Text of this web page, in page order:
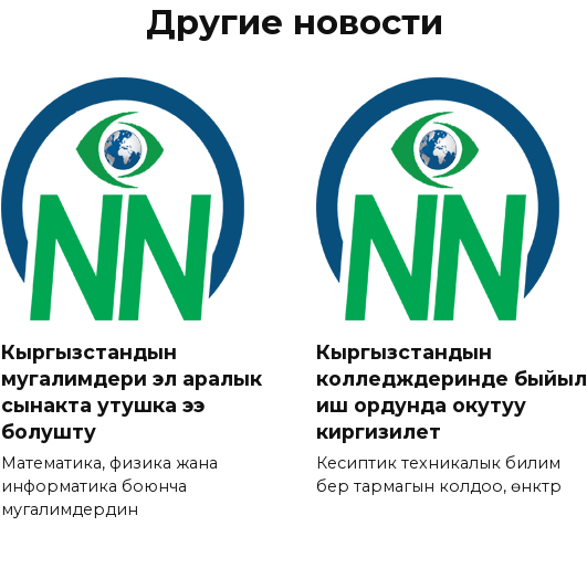
Другие новости
Кыргызстандын
мугалимдери эл аралык
сынакта утушка ээ
болушту
Математика, физика жана
информатика боюнча
мугалимдердин
Кыргызстандын
колледждеринде быйыл
иш ордунда окутуу
киргизилет
Кесиптик техникалык билим
берүү тармагын колдоо, өнүктүрүү